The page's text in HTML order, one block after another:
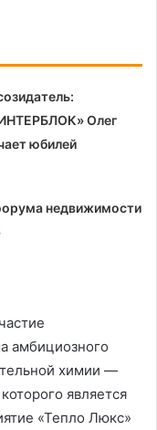
Олег
юбилей
недвижимости
амбициозного
химии —
является
«Тепло Люкс»